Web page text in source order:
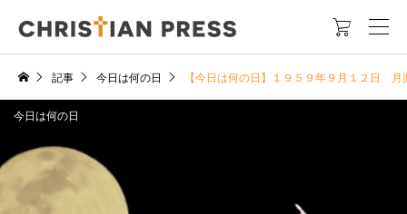

記事 今日は何の日 【今日は何の日】１９５９年９月１２日 月
今日は何の日